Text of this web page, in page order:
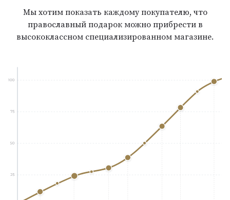
Мы хотим показать каждому покупателю, что
православный подарок можно прибрести в
высококлассном специализированном магазине.